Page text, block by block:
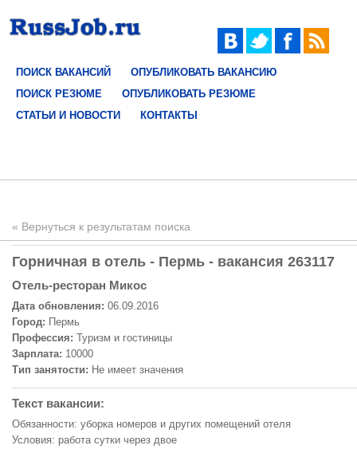
ПОИСК ВАКАНСИЙ
ОПУБЛИКОВАТЬ ВАКАНСИЮ
ПОИСК РЕЗЮМЕ
ОПУБЛИКОВАТЬ РЕЗЮМЕ
СТАТЬИ И НОВОСТИ
КОНТАКТЫ
« Вернуться к результатам поиска
Горничная в отель - Пермь - вакансия 263117
Отель-ресторан Микос
Дата обновления: 06.09.2016
Город: Пермь
Профессия: Туризм и гостиницы
Зарплата: 10000
Тип занятости: Не имеет значения
Текст вакансии:
Обязанности: уборка номеров и других помещений отеля
Условия: работа сутки через двое